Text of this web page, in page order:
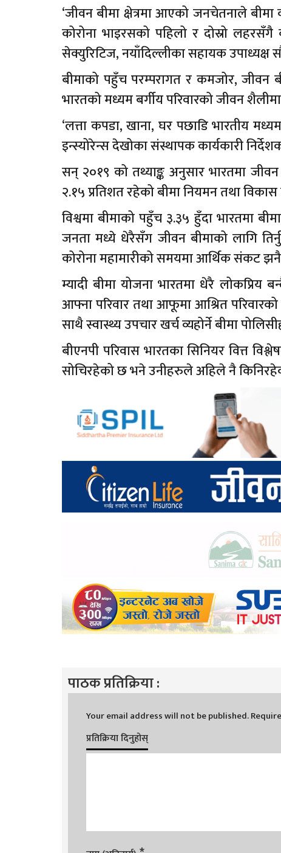
‘जीवन बीमा क्षेत्रमा आएको जनचेतनाले
कोरोना भाइरसको पहिलो र दोस्रो
सेक्युरिटिज, नयाँदिल्लीका सहायक उपाध्यक्ष
बीमाको पहुँच परम्परागत र कमजोर, जीवन
भारतको मध्यम बर्गीय परिवारको जीवन
‘लत्ता कपडा, खाना, घर पछाडि भारतीय
इन्स्योरेन्स देखोका संस्थापक कार्यकारी
सन् २०१९ को तथ्याङ्क अनुसार भारतमा
२.१५ प्रतिशत रहेको बीमा नियमन तथा
विश्वमा बीमाको पहुँच ३.३५ हुँदा भारतमा
जनता मध्ये धेरैसँग जीवन बीमाको लागि
कोरोना महामारीको समयमा आर्थिक संकट
म्यादी बीमा योजना भारतमा धेरै
आफ्ना परिवार तथा आफूमा आश्रित
साथै स्वास्थ्य उपचार खर्च व्यहोर्ने बीमा
बीएनपी परिवास भारतका सिनियर वित्त
सोचिरहेको छ भने उनीहरुले अहिले नै
पाठक प्रतिक्रिया :
Your email address will not be published.
प्रतिक्रिया दिनुहोस्